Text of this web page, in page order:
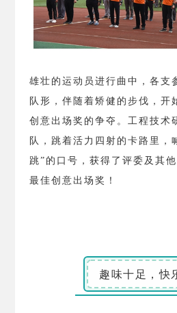
雄壮的运动员进行曲中，各支
队形，伴随着矫健的步伐，
创意出场奖的争夺。工程技术
队，跳着活力四射的卡路里，
跳”的口号，获得了评委及其
最佳创意出场奖！
趣味十足，快